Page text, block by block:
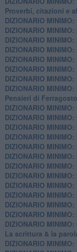
​Proverbi, citazioni e
DIZIONARIO
DIZIONARIO
DIZIONARIO
DIZIONARIO MINIMO:
DIZIONARIO MINIMO:
DIZIONARIO
DIZIONARIO
DIZIONARIO
Pensieri di Ferragosto
DIZIONARIO
DIZIONARIO
DIZIONARIO
DIZIONARIO
DIZIONARIO
DIZIONARIO
DIZIONARIO
DIZIONARIO
DIZIONARIO
DIZIONARIO
DIZIONARIO MINIMO:
DIZIONARIO
DIZIONARIO
La scrittura & la
​DIZIONARIO